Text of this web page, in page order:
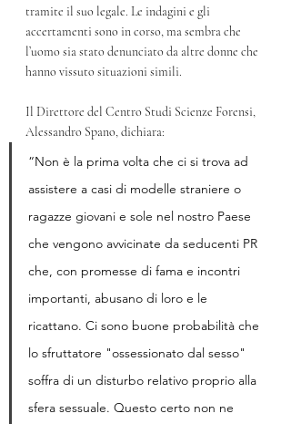
tramite il suo legale. Le indagini e gli
accertamenti sono in corso, ma sembra che
l’uomo sia stato denunciato da altre donne che
hanno vissuto situazioni simili.
Il Direttore del Centro Studi Scienze Forensi,
Alessandro Spano, dichiara:
“Non è la prima volta che ci si trova ad
assistere a casi di modelle straniere o
ragazze giovani e sole nel nostro Paese
che vengono avvicinate da seducenti PR
che, con promesse di fama e incontri
importanti, abusano di loro e le
ricattano. Ci sono buone probabilità che
lo sfruttatore "ossessionato dal sesso"
soffra di un disturbo relativo proprio alla
sfera sessuale. Questo certo non ne